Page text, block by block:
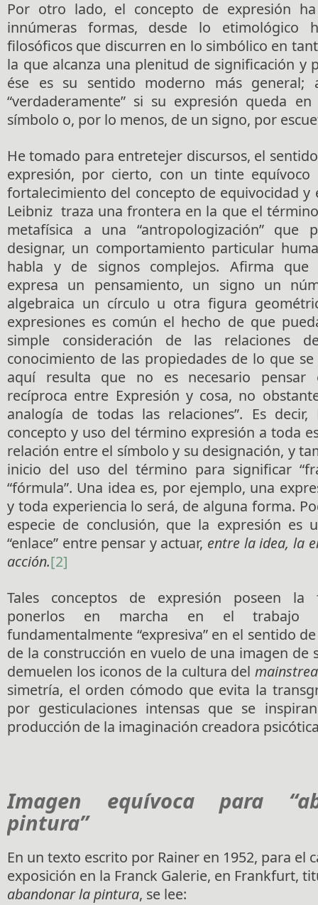
Por otro lado, el concepto de expresión
innúmeras formas, desde lo etimológico
filosóficos que discurren en lo simbólico en
la que alcanza una plenitud de significación y
ése es su sentido moderno más general;
“verdaderamente” si su expresión queda
símbolo o, por lo menos, de un signo, por
He tomado para entretejer discursos, el
expresión, por cierto, con un tinte
fortalecimiento del concepto de equivocidad y
Leibniz traza una frontera en la que el
metafísica a una “antropologización”
designar, un comportamiento particular
habla y de signos complejos. Afirma que
expresa un pensamiento, un signo un
algebraica un círculo u otra figura
expresiones es común el hecho de que
simple consideración de las relaciones
conocimiento de las propiedades de lo que
aquí resulta que no es necesario pensar
recíproca entre Expresión y cosa, no
analogía de todas las relaciones”. Es
concepto y uso del término expresión a toda
relación entre el símbolo y su designación, y
inicio del uso del término para significar
“fórmula”. Una idea es, por ejemplo, una
y toda experiencia lo será, de alguna forma.
especie de conclusión, que la expresión es
“enlace” entre pensar y actuar, entre la idea, la
acción.[2]
Tales conceptos de expresión poseen la
ponerlos en marcha en el trabajo
fundamentalmente “expresiva” en el sentido
de la construcción en vuelo de una imagen de
demuelen los iconos de la cultura del
simetría, el orden cómodo que evita la
por gesticulaciones intensas que se
producción de la imaginación creadora
Imagen equívoca para
pintura”
En un texto escrito por Rainer en 1952, para el
exposición en la Franck Galerie, en Frankfurt,
abandonar la pintura, se lee: